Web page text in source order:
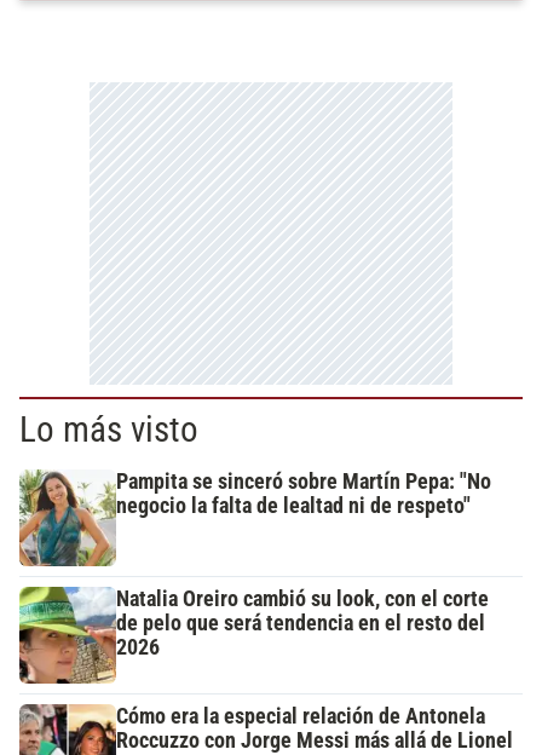
Lo más visto
Pampita se sinceró sobre Martín Pepa: "No
negocio la falta de lealtad ni de respeto"
Natalia Oreiro cambió su look, con el corte
de pelo que será tendencia en el resto del
2026
Cómo era la especial relación de Antonela
Roccuzzo con Jorge Messi más allá de Lionel